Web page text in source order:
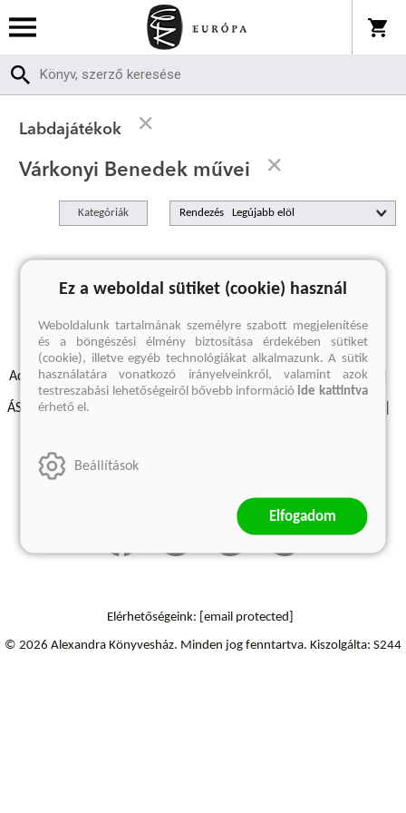
Labdajátékok
Várkonyi Benedek művei
Kategóriák Rendezés
A keresett kifejezésre nincs találat
Adatvédelmi szabályzatok Elállási felmondási nyilatkozat
ÁSZF - Vásárlási feltételek
Szállítási információk
Elérhetőségeink: [email protected]
© 2026 Alexandra Könyvesház. Minden jog fenntartva. Kiszolgálta: S244
Ez a weboldal sütiket (cookie) használ
Weboldalunk tartalmának személyre szabott megjelenítése
és a böngészési élmény biztosítása érdekében sütiket
(cookie), illetve egyéb technológiákat alkalmazunk. A sütik
használatára vonatkozó irányelveinkről, valamint azok
testreszabási lehetőségeiről bővebb információide kattintva
érhető el.
Beállítások
Elfogadom